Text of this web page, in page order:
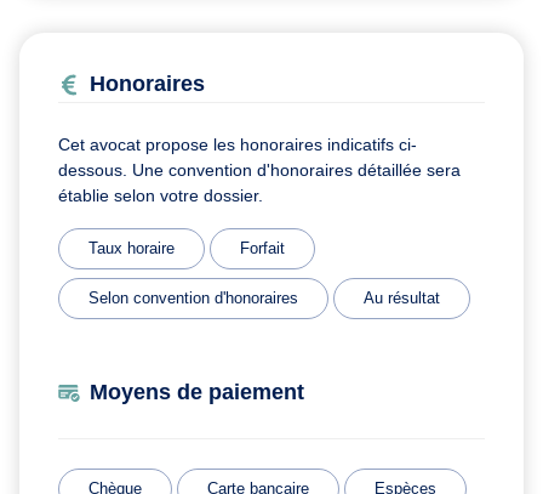
Honoraires
Cet avocat propose les honoraires indicatifs ci-
dessous. Une convention d'honoraires détaillée sera
établie selon votre dossier.
Taux horaire Forfait
Selon convention d'honoraires Au résultat
Moyens de paiement
Chèque Carte bancaire Espèces